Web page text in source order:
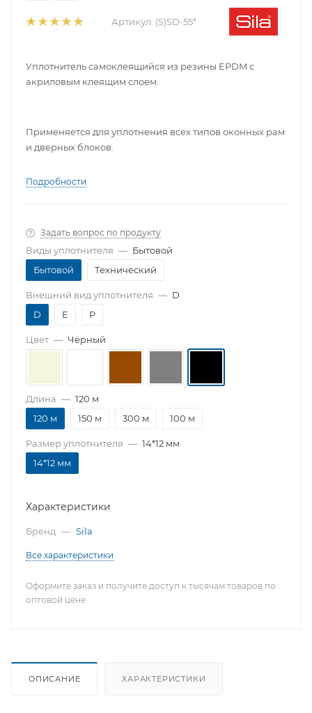
Артикул: (S)SD-55*
Уплотнитель самоклеящийся из резины EPDM с
акриловым клеящим слоем.
Применяется для уплотнения всех типов оконных рам
и дверных блоков.
Подробности
Задать вопрос по продукту
Виды уплотнителя — Бытовой
Бытовой
Технический
Внешний вид уплотнителя — D
D
E P
Цвет — Чёрный
Длина — 120 м
120 м
150 м 300 м 100 м
Размер уплотнителя — 14*12 мм
14*12 мм
Характеристики
Бренд — Sila
Все характеристики
Оформите заказ и получите доступ к тысячам товаров по
оптовой цене
ОПИСАНИЕ ХАРАКТЕРИСТИКИ